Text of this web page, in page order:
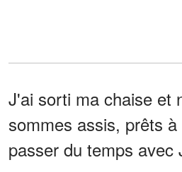
J'ai sorti ma chaise et
sommes assis, prêts
passer du temps avec